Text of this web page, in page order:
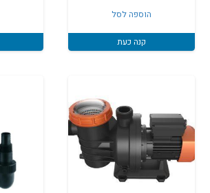
היה:
₪49.
₪35.
הוספה לסל
קנה כעת